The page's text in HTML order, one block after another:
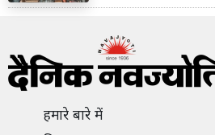
हमारे बारे में